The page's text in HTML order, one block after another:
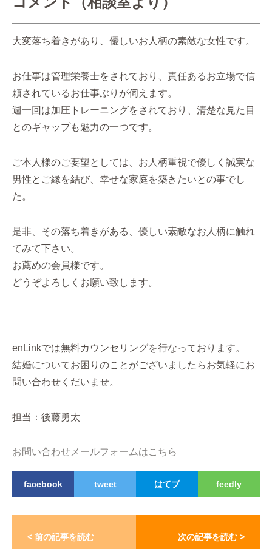
大変落ち着きがあり、優しいお人柄の素敵な女性です。
お仕事は管理栄養士をされており、責任あるお立場で信
頼されているお仕事ぶりが伺えます。
週一回は加圧トレーニングをされており、清楚な見た目
とのギャップも魅力の一つです。
ご本人様のご要望としては、お人柄重視で優しく誠実な
男性とご縁を結び、幸せな家庭を築きたいとの事でし
た。
是非、その落ち着きがある、優しい素敵なお人柄に触れ
てみて下さい。
お薦めの会員様です。
どうぞよろしくお願い致します。
enLinkでは無料カウンセリングを行なっております。
結婚についてお困りのことがございましたらお気軽にお
問い合わせくだいませ。
担当：後藤勇太
お問い合わせメールフォームはこちら
facebook tweet はてブ feedly
< 前の記事を読む 次の記事を読む >